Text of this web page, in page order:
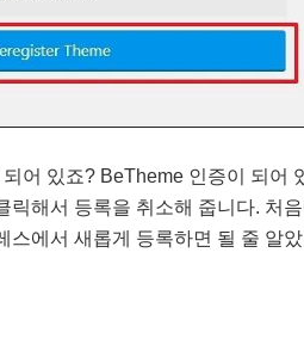
되어 있죠? BeTheme 인증이 되어
릭해서 등록을 취소해 줍니다. 처
스에서 새롭게 등록하면 될 줄 알